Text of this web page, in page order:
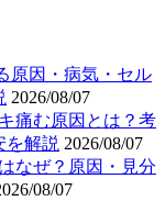
原因・病気・セル
2026/08/07
痛む原因とは？考
を解説 2026/08/07
なぜ？原因・見分
08/07